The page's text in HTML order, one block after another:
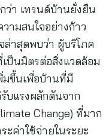
า เทรนด์บ้านยั่งยืน
ามสนใจอย่างก้าว
ล่าสุดพบว่า ผู้บริโภค
ป็นมิตรต่อสิ่งแวดล้อม
มขึ้นเพื่อบ้านที่มี
บแรงผลักดันจาก
Change) ที่มาก
ะค่าใช้จ่ายในระยะ